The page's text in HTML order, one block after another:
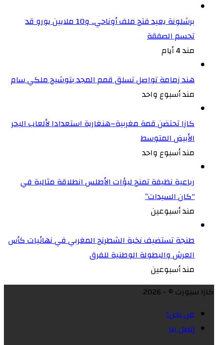
برشلونة يعيد فتح ملف أوناحي.. و10 ملايين يورو قد
تحسم الصفقة
مند 4 أيام
هند زمامة تواصل تسلق قمم المجد بتوشيح ملكي سام
مند أسبوع واحد
كازا تحتضن قمة مغربية–هنغارية استعدادا لألعاب البحر
الأبيض المتوسط
مند أسبوع واحد
رباعية نظيفة تمنح لبؤات الأطلس انطلاقة مثالية في
“كان السيدات”
مند أسبوعين
طنجة تستضيف نخبة الشطرنج المغربي في نهائيات كأس
العرش والبطولة الوطنية للفرق
مند أسبوعين
كازا سبورت © - 2026
من نحن؟
إتصل بنا